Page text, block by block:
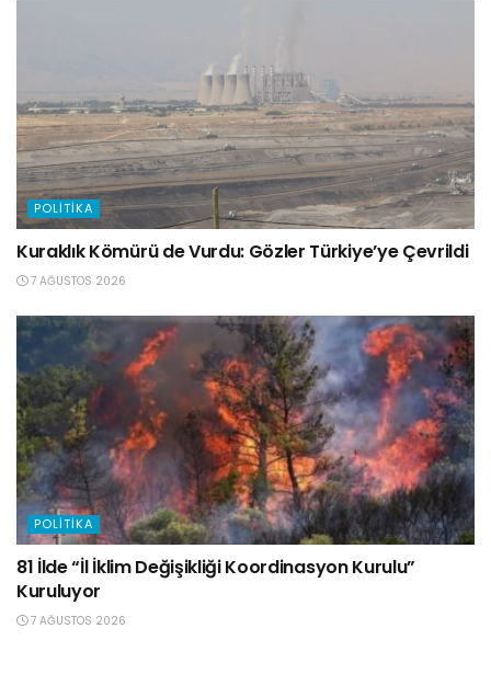
POLITIKA
Kuraklık Kömürü de Vurdu: Gözler Türkiye’ye Çevrildi
7 AĞUSTOS 2026
POLITIKA
81 İlde “İl İklim Değişikliği Koordinasyon Kurulu”
Kuruluyor
7 AĞUSTOS 2026